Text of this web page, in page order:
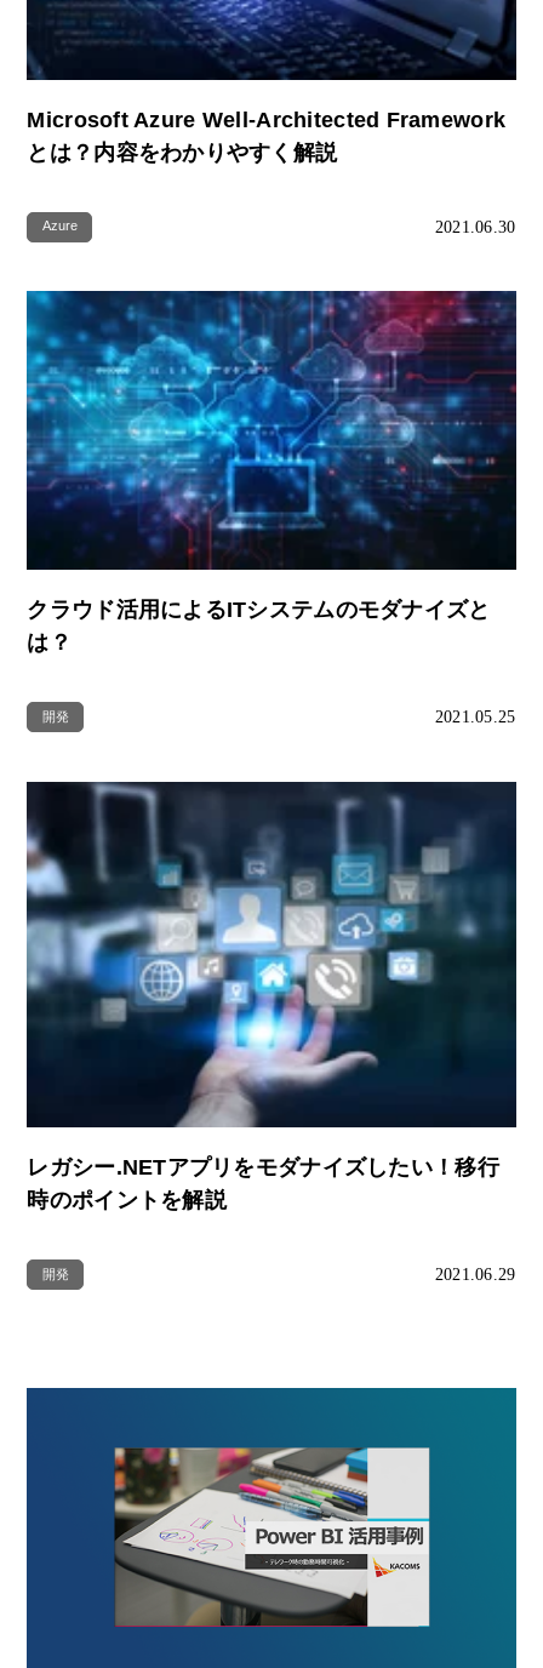
Microsoft Azure Well-Architected Framework
とは？内容をわかりやすく解説
Azure 2021.06.30
クラウド活用によるITシステムのモダナイズと
は？
開発 2021.05.25
レガシー.NETアプリをモダナイズしたい！移行
時のポイントを解説
開発 2021.06.29